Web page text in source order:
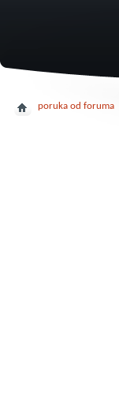
poruka od foruma